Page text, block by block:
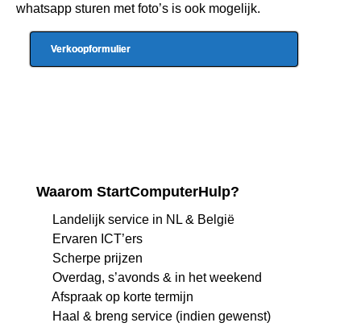
whatsapp sturen met foto’s is ook mogelijk.
Verkoopformulier
Waarom StartComputerHulp?
Landelijk service in NL & België
Ervaren ICT’ers
Scherpe prijzen
Overdag, s’avonds & in het weekend
Afspraak op korte termijn
Haal & breng service (indien gewenst)